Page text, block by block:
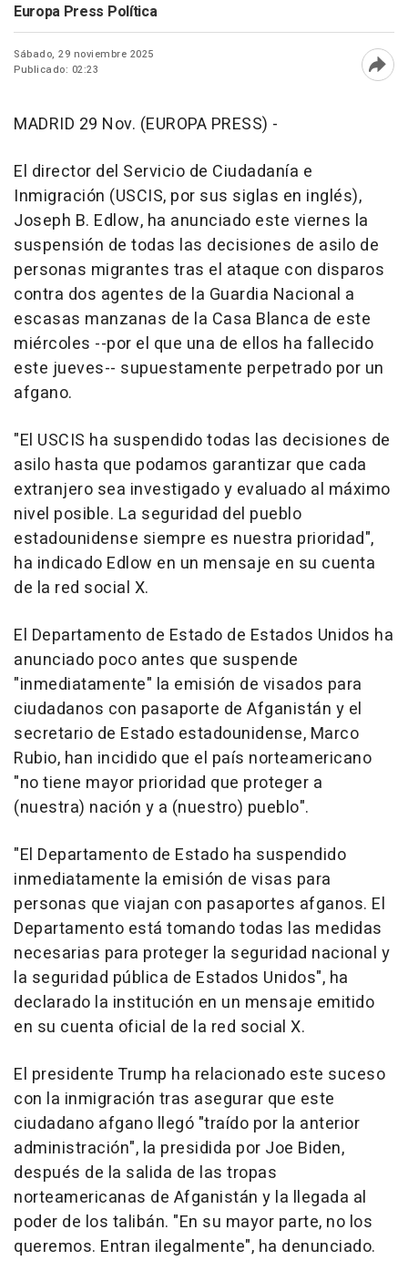
Europa Press Política
Sábado, 29 noviembre 2025
Publicado: 02:23
MADRID 29 Nov. (EUROPA PRESS) -
El director del Servicio de Ciudadanía e
Inmigración (USCIS, por sus siglas en inglés),
Joseph B. Edlow, ha anunciado este viernes la
suspensión de todas las decisiones de asilo de
personas migrantes tras el ataque con disparos
contra dos agentes de la Guardia Nacional a
escasas manzanas de la Casa Blanca de este
miércoles --por el que una de ellos ha fallecido
este jueves-- supuestamente perpetrado por un
afgano.
"El USCIS ha suspendido todas las decisiones de
asilo hasta que podamos garantizar que cada
extranjero sea investigado y evaluado al máximo
nivel posible. La seguridad del pueblo
estadounidense siempre es nuestra prioridad",
ha indicado Edlow en un mensaje en su cuenta
de la red social X.
El Departamento de Estado de Estados Unidos ha
anunciado poco antes que suspende
"inmediatamente" la emisión de visados para
ciudadanos con pasaporte de Afganistán y el
secretario de Estado estadounidense, Marco
Rubio, han incidido que el país norteamericano
"no tiene mayor prioridad que proteger a
(nuestra) nación y a (nuestro) pueblo".
"El Departamento de Estado ha suspendido
inmediatamente la emisión de visas para
personas que viajan con pasaportes afganos. El
Departamento está tomando todas las medidas
necesarias para proteger la seguridad nacional y
la seguridad pública de Estados Unidos", ha
declarado la institución en un mensaje emitido
en su cuenta oficial de la red social X.
El presidente Trump ha relacionado este suceso
con la inmigración tras asegurar que este
ciudadano afgano llegó "traído por la anterior
administración", la presidida por Joe Biden,
después de la salida de las tropas
norteamericanas de Afganistán y la llegada al
poder de los talibán. "En su mayor parte, no los
queremos. Entran ilegalmente", ha denunciado.